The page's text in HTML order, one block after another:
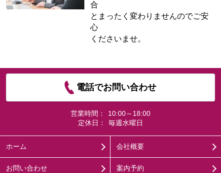
合
とまったく変わりませんのでご安
心
くださいませ。
電話でお問い合わせ
営業時間：
10:00～18:00
定休日：
毎週水曜日
ホーム 会社概要
お問い合わせ 案内予約